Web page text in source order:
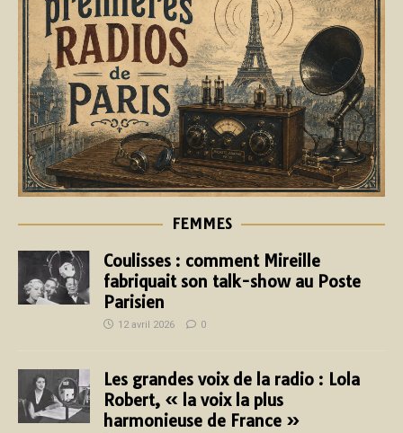
FEMMES
Coulisses : comment Mireille
fabriquait son talk-show au Poste
Parisien
12 avril 2026 0
Les grandes voix de la radio : Lola
Robert, « la voix la plus
harmonieuse de France »